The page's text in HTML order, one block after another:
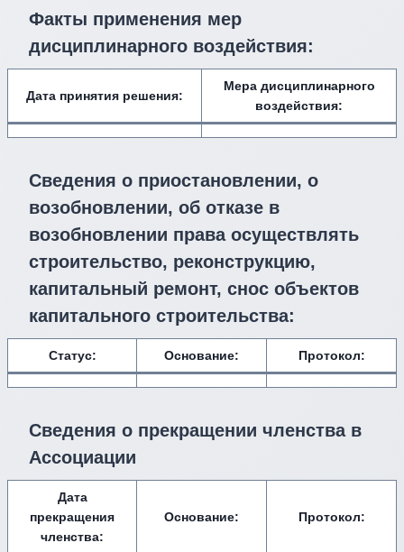
Факты применения мер
дисциплинарного воздействия:
Дата принятия решения:
Мера дисциплинарного
воздействия:
Сведения о приостановлении, о
возобновлении, об отказе в
возобновлении права осуществлять
строительство, реконструкцию,
капитальный ремонт, снос объектов
капитального строительства:
Статус: Основание: Протокол:
Сведения о прекращении членства в
Ассоциации
Дата
прекращения
членства:
Основание: Протокол: